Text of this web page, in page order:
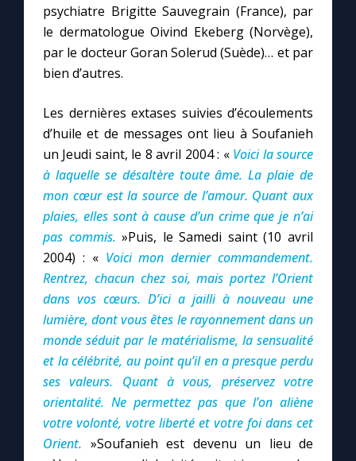
psychiatre Brigitte Sauvegrain (France), par
le dermatologue Oivind Ekeberg (Norvège),
par le docteur Goran Solerud (Suède)… et par
bien d’autres.
Les dernières extases suivies d’écoulements
d’huile et de messages ont lieu à Soufanieh
un Jeudi saint, le 8 avril 2004 : « Voici la source
à laquelle se désaltère toute âme. La plaie de
mon cœur est la source de l’amour. Quant aux
plaies, elles sont à cause d’un crime que je n’ai
pas commis.»Puis, le Samedi saint (10 avril
2004) : « Voici mon dernier commandement.
Rentrez, chacun chez soi, mais portez l’Orient
dans vos cœurs. D’ici a jailli à nouveau une
lumière, dont vous êtes le rayonnement dans un
monde séduit par le matérialisme, la sensualité
et la célébrité, au point qu’il en a presque perdu
ses valeurs. Quant à vous, préservez votre
orientalité. Ne permettez pas que l’on aliène
votre volonté, votre liberté et votre foi dans cet
Orient. »Soufanieh est devenu un lieu de